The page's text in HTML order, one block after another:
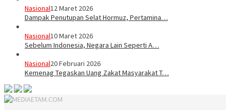
Nasional12 Maret 2026
Dampak Penutupan Selat Hormuz, Pertamina…
Nasional10 Maret 2026
Sebelum Indonesia, Negara Lain Seperti A…
Nasional20 Februari 2026
Kemenag Tegaskan Uang Zakat Masyarakat T…